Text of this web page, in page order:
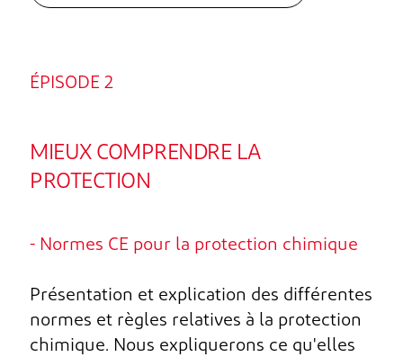
ÉPISODE 2
MIEUX COMPRENDRE LA
PROTECTION
- Normes CE pour la protection chimique
Présentation et explication des différentes
normes et règles relatives à la protection
chimique. Nous expliquerons ce qu'elles